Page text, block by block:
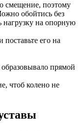
смещение, поэтому
обойтись без
нагрузку на опорную
его на
прямой
чтоб колено не